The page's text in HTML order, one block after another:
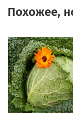
Похожее,